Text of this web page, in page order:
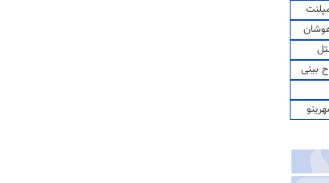
بینی